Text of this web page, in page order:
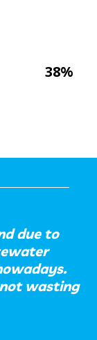
38%
due to
wasting